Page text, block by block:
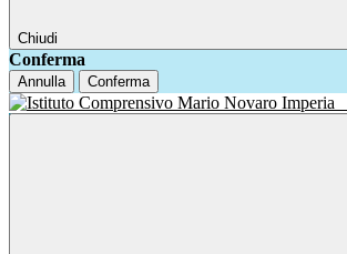
Chiudi
Conferma
Annulla Conferma